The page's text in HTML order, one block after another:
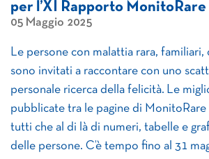
per l’XI Rapporto MonitoRare
05 Maggio 2025
Le persone con malattia rara, familiari,
sono invitati a raccontare con uno
personale ricerca della felicità. Le
pubblicate tra le pagine di
tutti che al di là di numeri, tabelle e
delle persone. C’è tempo fino al 31